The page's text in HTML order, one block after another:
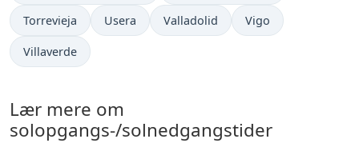
Torrevieja Usera Valladolid Vigo
Villaverde
Lær mere om
solopgangs-/solnedgangstider